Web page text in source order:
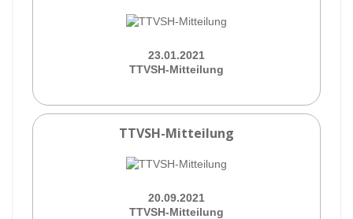
23.01.2021
TTVSH-Mitteilung
TTVSH-Mitteilung
20.09.2021
TTVSH-Mitteilung